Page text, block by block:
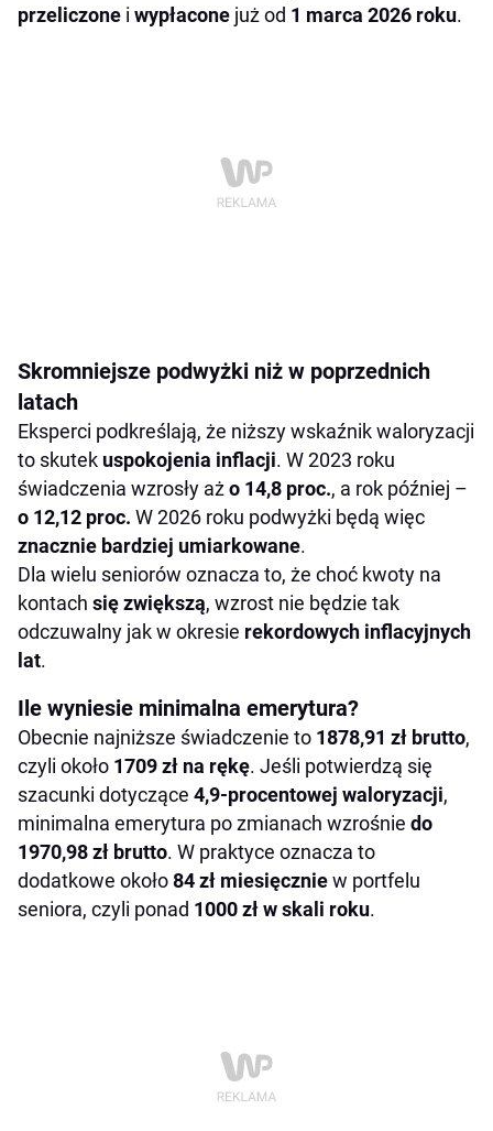
przeliczone i wypłacone już od 1 marca 2026 roku.
Skromniejsze podwyżki niż w poprzednich
latach
Eksperci podkreślają, że niższy wskaźnik waloryzacji
to skutek uspokojenia inflacji. W 2023 roku
świadczenia wzrosły ażo 14,8 proc., a rok później –
o 12,12 proc. W 2026 roku podwyżki będą więc
znacznie bardziej umiarkowane.
Dla wielu seniorów oznacza to, że choć kwoty na
kontach się zwiększą, wzrost nie będzie tak
odczuwalny jak w okresie rekordowych inflacyjnych
lat.
Ile wyniesie minimalna emerytura?
Obecnie najniższe świadczenie to 1878,91 zł brutto,
czyli około 1709 zł na rękę. Jeśli potwierdzą się
szacunki dotyczące 4,9-procentowej waloryzacji,
minimalna emerytura po zmianach wzrośnie do
1970,98 zł brutto. W praktyce oznacza to
dodatkowe około84 zł miesięczniew portfelu
seniora, czyli ponad 1000 zł w skali roku.